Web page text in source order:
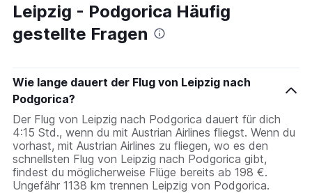
Leipzig - Podgorica Häufig
gestellte Fragen
Wie lange dauert der Flug von Leipzig nach
Podgorica?
Der Flug von Leipzig nach Podgorica dauert für dich
4:15 Std., wenn du mit Austrian Airlines fliegst. Wenn du
vorhast, mit Austrian Airlines zu fliegen, wo es den
schnellsten Flug von Leipzig nach Podgorica gibt,
findest du möglicherweise Flüge bereits ab 198 €.
Ungefähr 1138 km trennen Leipzig von Podgorica.